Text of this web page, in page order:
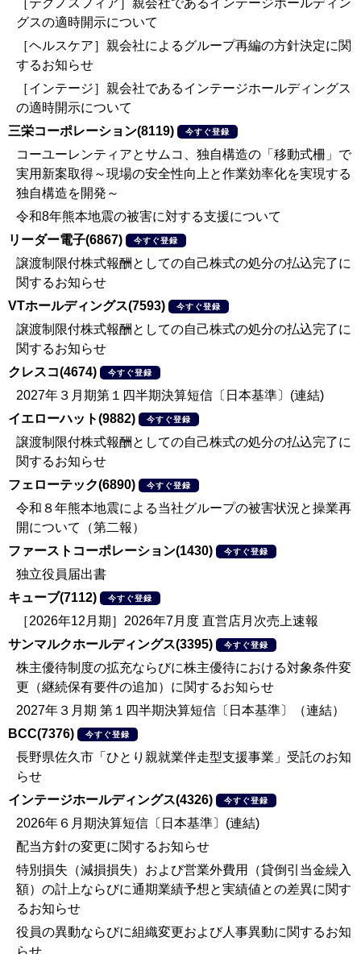
［テクノスフィア］親会社であるインテージホールディン
グスの適時開示について
［ヘルスケア］親会社によるグループ再編の方針決定に関
するお知らせ
［インテージ］親会社であるインテージホールディングス
の適時開示について
三栄コーポレーション(8119)
今すぐ登録
コーユーレンティアとサムコ、独自構造の「移動式柵」で
実用新案取得～現場の安全性向上と作業効率化を実現する
独自構造を開発～
令和8年熊本地震の被害に対する支援について
リーダー電子(6867)
今すぐ登録
譲渡制限付株式報酬としての自己株式の処分の払込完了に
関するお知らせ
VTホールディングス(7593)
今すぐ登録
譲渡制限付株式報酬としての自己株式の処分の払込完了に
関するお知らせ
クレスコ(4674)
今すぐ登録
2027年３月期第１四半期決算短信〔日本基準〕(連結)
イエローハット(9882)
今すぐ登録
譲渡制限付株式報酬としての自己株式の処分の払込完了に
関するお知らせ
フェローテック(6890)
今すぐ登録
令和８年熊本地震による当社グループの被害状況と操業再
開について（第二報）
ファーストコーポレーション(1430)
今すぐ登録
独立役員届出書
キューブ(7112)
今すぐ登録
［2026年12月期］2026年7月度 直営店月次売上速報
サンマルクホールディングス(3395)
今すぐ登録
株主優待制度の拡充ならびに株主優待における対象条件変
更（継続保有要件の追加）に関するお知らせ
2027年３月期 第１四半期決算短信〔日本基準〕（連結）
BCC(7376)
今すぐ登録
長野県佐久市「ひとり親就業伴走型支援事業」受託のお知
らせ
インテージホールディングス(4326)
今すぐ登録
2026年６月期決算短信〔日本基準〕(連結)
配当方針の変更に関するお知らせ
特別損失（減損損失）および営業外費用（貸倒引当金繰入
額）の計上ならびに通期業績予想と実績値との差異に関す
るお知らせ
役員の異動ならびに組織変更および人事異動に関するお知
らせ